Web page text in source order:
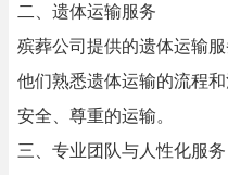
二、遗体运输服务
殡葬公司提供的遗体运输
他们熟悉遗体运输的流程
安全、尊重的运输。
三、专业团队与人性化服务